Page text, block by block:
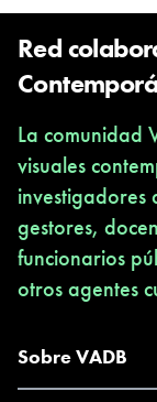
Red
La comunidad
visuales
investigadores
gestores,
funcionarios
otros agentes
Sobre VADB